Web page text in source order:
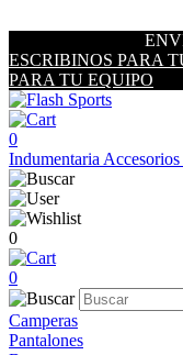
ESCRIBINOS PARA
PARA TU EQUIPO
0
Indumentaria Accesorios
0
0
Camperas
Pantalones